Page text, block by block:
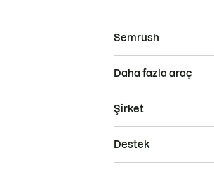
Semrush
Daha fazla araç
Şirket
Destek